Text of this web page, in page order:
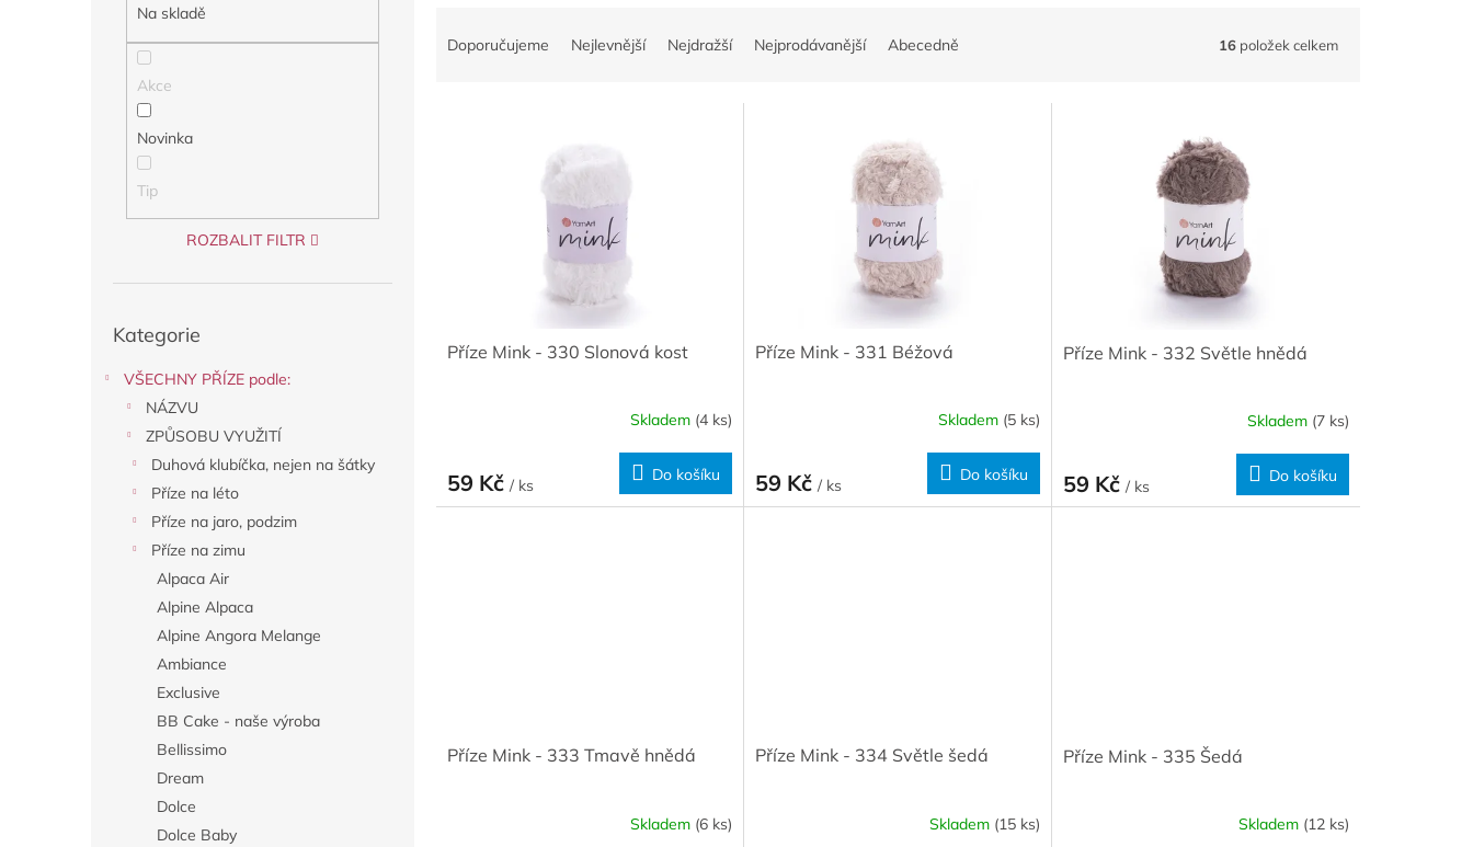
Na skladě
Akce
Novinka
Tip
ROZBALIT FILTR
kategorie
Kategorie
VŠECHNY PŘÍZE podle:
NÁZVU
ZPŮSOBU VYUŽITÍ
Duhová klubíčka, nejen na šátky
Příze na léto
Příze na jaro, podzim
Příze na zimu
Alpaca Air
Alpine Alpaca
Alpine Angora Melange
Ambiance
Exclusive
BB Cake - naše výroba
Bellissimo
Dream
Dolce
Dolce Baby
Doporučujeme Nejlevnější Nejdražší Nejprodávanější Abecedně 16 položek celkem
Příze Mink - 330 Slonová kost
Skladem (4 ks)
59 Kč / ks
Do košíku
Příze Mink - 331 Béžová
Skladem (5 ks)
59 Kč / ks
Do košíku
Příze Mink - 332 Světle hnědá
Skladem (7 ks)
59 Kč / ks
Do košíku
Příze Mink - 333 Tmavě hnědá
Skladem (6 ks)
Příze Mink - 334 Světle šedá
Skladem (15 ks)
Příze Mink - 335 Šedá
Skladem (12 ks)